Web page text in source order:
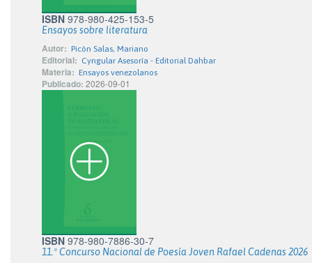
ISBN 978-980-425-153-5
Ensayos sobre literatura
Autor: Picón Salas, Mariano
Editorial: Cyngular Asesoría - Editorial Dahbar
Materia: Ensayos venezolanos
Publicado: 2026-09-01
ISBN 978-980-7886-30-7
11.º Concurso Nacional de Poesía Joven Rafael Cadenas 2026